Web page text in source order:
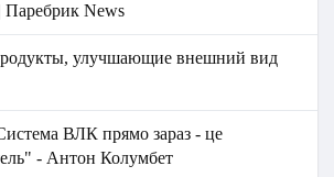
News
улучшающие внешний вид
ВЛК прямо зараз - це
- Антон Колумбет